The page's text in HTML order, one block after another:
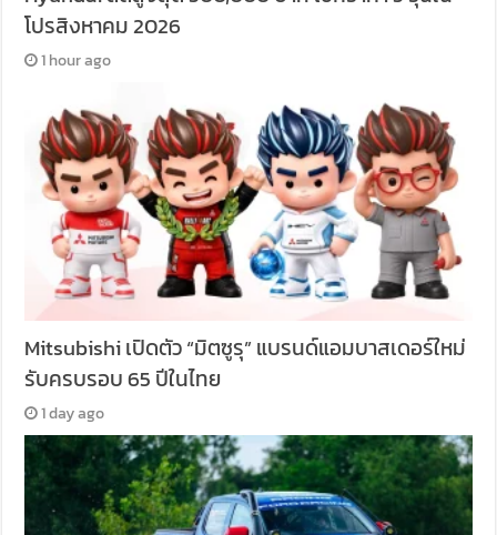
โปรสิงหาคม 2026
1 hour ago
Mitsubishi เปิดตัว “มิตซูรุ” แบรนด์แอมบาสเดอร์ใหม่
รับครบรอบ 65 ปีในไทย
1 day ago